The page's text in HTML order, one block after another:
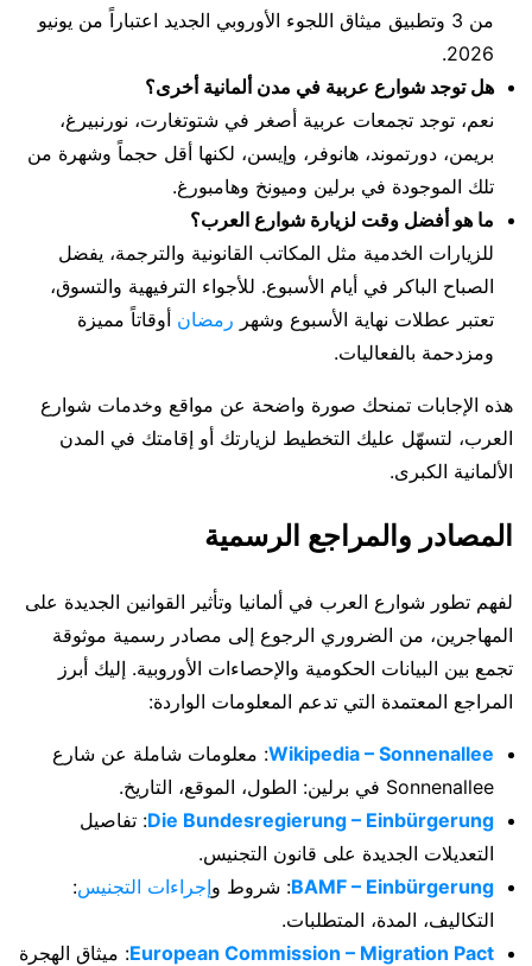
من 3 وتطبيق ميثاق اللجوء الأوروبي الجديد اعتباراً من يونيو
2026.
هل توجد شوارع عربية في مدن ألمانية أخرى؟
نعم، توجد تجمعات عربية أصغر في شتوتغارت، نورنبيرغ،
بريمن، دورتموند، هانوفر، وإيسن، لكنها أقل حجماً وشهرة من
تلك الموجودة في برلين وميونخ وهامبورغ.
ما هو أفضل وقت لزيارة شوارع العرب؟
للزيارات الخدمية مثل المكاتب القانونية والترجمة، يفضل
الصباح الباكر في أيام الأسبوع. للأجواء الترفيهية والتسوق،
تعتبر عطلات نهاية الأسبوع وشهر رمضان أوقاتاً مميزة
ومزدحمة بالفعاليات.
هذه الإجابات تمنحك صورة واضحة عن مواقع وخدمات شوارع
العرب، لتسهّل عليك التخطيط لزيارتك أو إقامتك في المدن
الألمانية الكبرى.
المصادر والمراجع الرسمية
لفهم تطور شوارع العرب في ألمانيا وتأثير القوانين الجديدة على
المهاجرين، من الضروري الرجوع إلى مصادر رسمية موثوقة
تجمع بين البيانات الحكومية والإحصاءات الأوروبية. إليك أبرز
المراجع المعتمدة التي تدعم المعلومات الواردة:
Wikipedia – Sonnenallee: معلومات شاملة عن شارع
Sonnenallee في برلين: الطول، الموقع، التاريخ.
Die Bundesregierung – Einbürgerung: تفاصيل
التعديلات الجديدة على قانون التجنيس.
BAMF – Einbürgerung: شروط وإجراءات التجنيس:
التكاليف، المدة، المتطلبات.
European Commission – Migration Pact: ميثاق الهجرة